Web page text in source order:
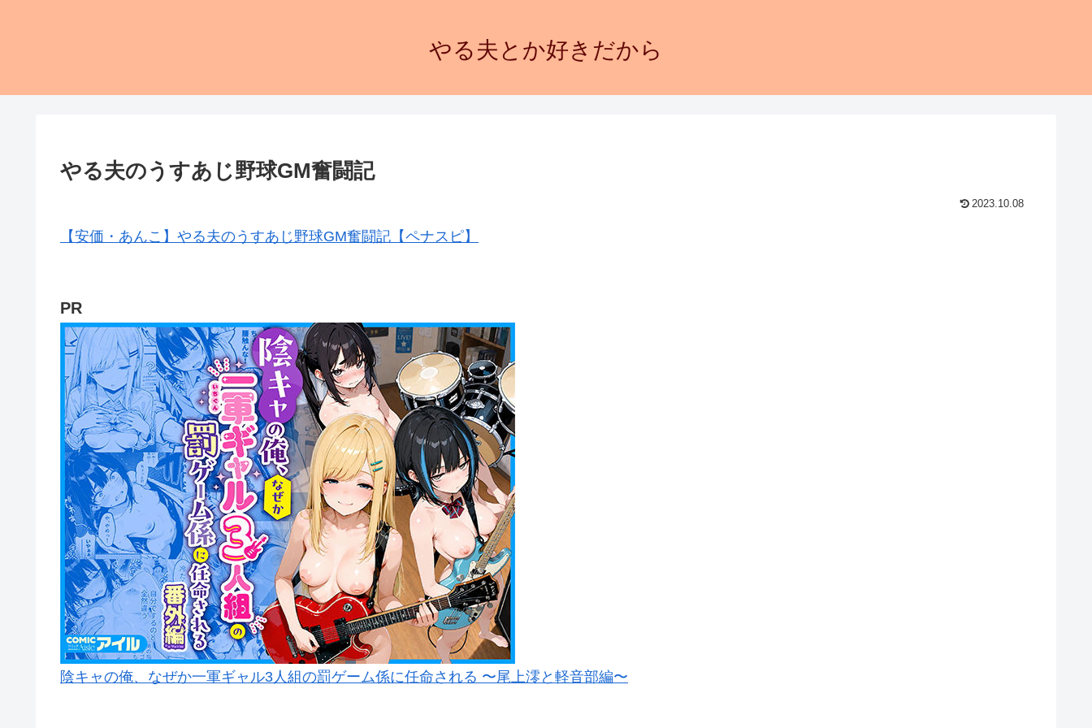
やる夫とか好きだから
やる夫のうすあじ野球GM奮闘記
2023.10.08
【安価・あんこ】やる夫のうすあじ野球GM奮闘記【ペナスピ】
PR
陰キャの俺、なぜか一軍ギャル3人組の罰ゲーム係に任命される 〜尾上澪と軽音部編〜